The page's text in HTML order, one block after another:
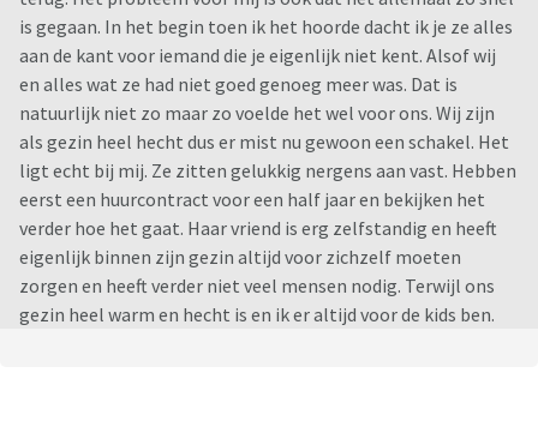
is gegaan. In het begin toen ik het hoorde dacht ik je ze alles
aan de kant voor iemand die je eigenlijk niet kent. Alsof wij
en alles wat ze had niet goed genoeg meer was. Dat is
natuurlijk niet zo maar zo voelde het wel voor ons. Wij zijn
als gezin heel hecht dus er mist nu gewoon een schakel. Het
ligt echt bij mij. Ze zitten gelukkig nergens aan vast. Hebben
eerst een huurcontract voor een half jaar en bekijken het
verder hoe het gaat. Haar vriend is erg zelfstandig en heeft
eigenlijk binnen zijn gezin altijd voor zichzelf moeten
zorgen en heeft verder niet veel mensen nodig. Terwijl ons
gezin heel warm en hecht is en ik er altijd voor de kids ben.